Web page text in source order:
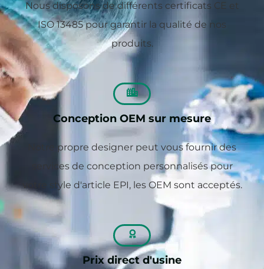
Nous disposons de différents certificats CE et
ISO 13485 pour garantir la qualité de nos
produits.
Conception OEM sur mesure
Notre propre designer peut vous fournir des
services de conception personnalisés pour
votre style d'article EPI, les OEM sont acceptés.
Prix direct d'usine